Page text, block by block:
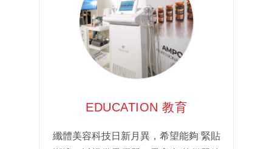
EDUCATION 教育
纖體美容科技日新月異，希望能夠 緊貼